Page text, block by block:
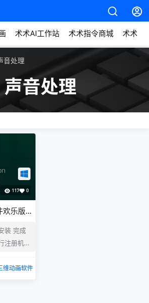
术术AI工作站 术术指令商城 术术动
音处理
音处理
117 0
乐版下
装 完成
注册机A
，然后点
维动画软件